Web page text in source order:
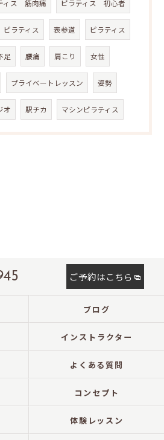
ィス 筋肉痛 ピラティス 初心者
ラティス 表参道 ピラティス
足 腰痛 肩こり 女性
プライベートレッスン 姿勢
オ 駅チカ マシンピラティス
ご予約はこちら
ブログ
インストラクター
よくある質問
コンセプト
体験レッスン